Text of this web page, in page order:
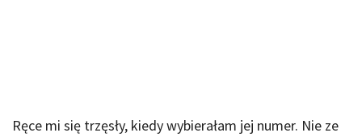
Ręce mi się trzęsły, kiedy wybierałam jej numer. Nie ze